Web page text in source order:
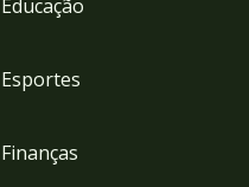
Educação
Esportes
Finanças